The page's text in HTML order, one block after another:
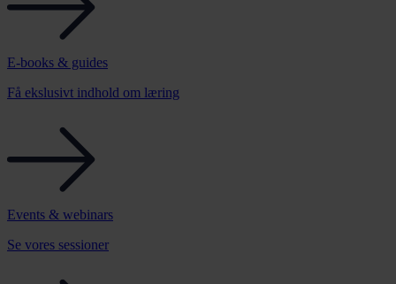
E-books & guides
Få ekslusivt indhold om læring
Events & webinars
Se vores sessioner